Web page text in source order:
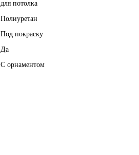
для потолка
Полиуретан
Под покраску
Да
С орнаментом